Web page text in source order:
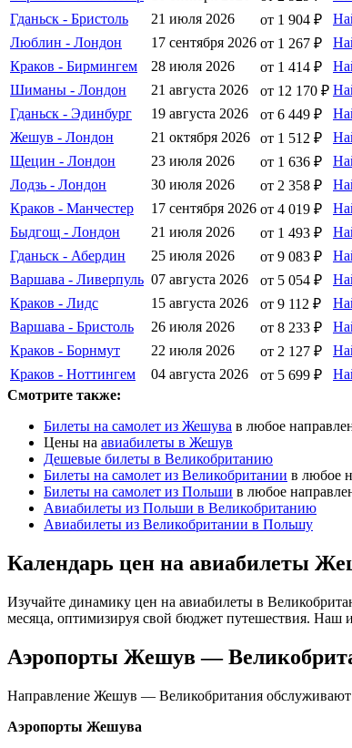
Гданьск - Бристоль
21 июля 2026 от 1 904 ₽
Люблин - Лондон
17 сентября 2026 от 1 267 ₽
Краков - Бирмингем
28 июля 2026 от 1 414 ₽
Шиманы - Лондон
21 августа 2026 от 12 170 ₽
Гданьск - Эдинбург
19 августа 2026 от 6 449 ₽
Жешув - Лондон
21 октября 2026 от 1 512 ₽
Щецин - Лондон
23 июля 2026 от 1 636 ₽
Лодзь - Лондон
30 июля 2026 от 2 358 ₽
Краков - Манчестер
17 сентября 2026 от 4 019 ₽
Быдгощ - Лондон
21 июля 2026 от 1 493 ₽
Гданьск - Абердин
25 июля 2026 от 9 083 ₽
Варшава - Ливерпуль 07 августа 2026 от 5 054 ₽
Краков - Лидс
15 августа 2026 от 9 112 ₽
Варшава - Бристоль
26 июля 2026 от 8 233 ₽
Краков - Борнмут
22 июля 2026 от 2 127 ₽
Краков - Ноттингем
04 августа 2026 от 5 699 ₽
Смотрите также:
Билеты на самолет из Жешува в любое
Цены на авиабилеты в Жешув
Дешевые билеты в Великобританию
Билеты на самолет из Великобритании в любое
Билеты на самолет из Польши в любое
Авиабилеты из Польши в Великобританию
Авиабилеты из Великобритании в Польшу
Календарь цен на авиабилеты
Изучайте динамику цен на авиабилеты в
месяца, оптимизируя свой бюджет путешествия.
Аэропорты Жешув —
Направление Жешув — Великобритания
Аэропорты Жешува